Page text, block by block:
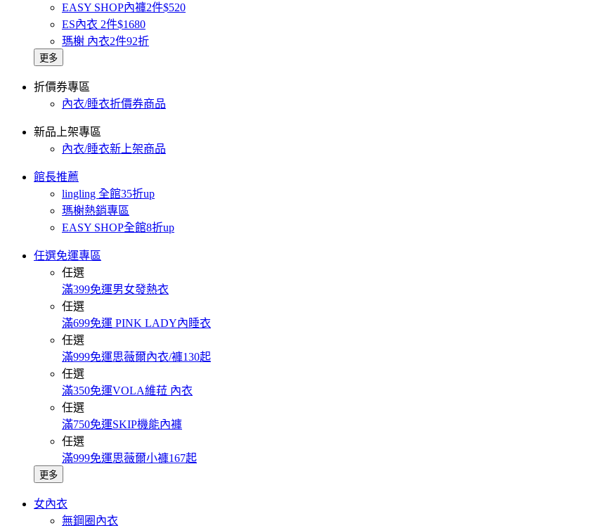
EASY SHOP內褲2件$520
ES內衣 2件$1680
瑪榭 內衣2件92折
更多
折價券專區
內衣/睡衣折價券商品
新品上架專區
內衣/睡衣新上架商品
館長推薦
lingling 全館35折up
瑪榭熱銷專區
EASY SHOP全館8折up
任選免運專區
任選
滿399免運男女發熱衣
任選
滿699免運 PINK LADY內睡衣
任選
滿999免運思薇爾內衣/褲130起
任選
滿350免運VOLA維菈 內衣
任選
滿750免運SKIP機能內褲
任選
滿999免運思薇爾小褲167起
更多
女內衣
無鋼圈內衣